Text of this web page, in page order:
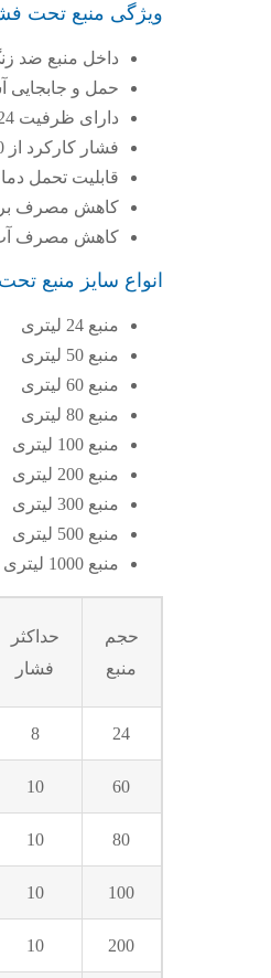
ویژگی منبع تحت
داخل منبع ضد
حمل و جابجایی
دارای ظرفیت 24 تا 1000 لیتر
فشار کارکرد از 10 تا 16 بار
قابلیت تحمل دمای از 10 –
کاهش مصرف
کاهش مصرف
انواع سایز منبع
منبع 24 لیتری
منبع 50 لیتری
منبع 60 لیتری
منبع 80 لیتری
منبع 100 لیتری
منبع 200 لیتری
منبع 300 لیتری
منبع 500 لیتری
منبع 1000 لیتری
حجم
منبع
حداکثر
فشار
24
8
60
10
80
10
100
10
200
10